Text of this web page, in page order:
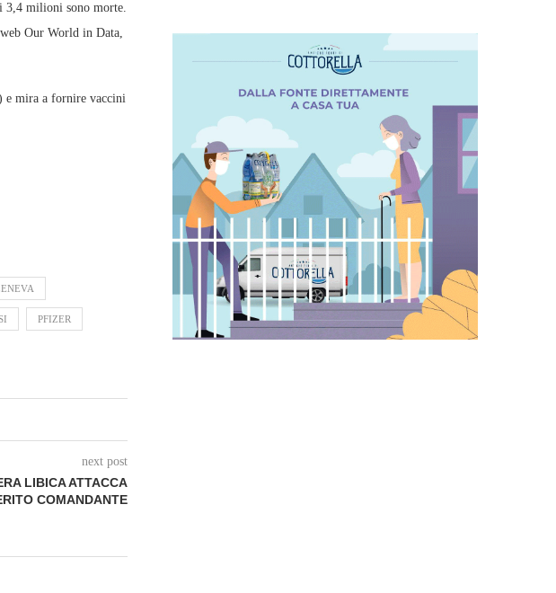
3,4 milioni sono morte.
Our World in Data,
e mira a fornire vaccini
PFIZER
next post
LIBICA ATTACCA
COMANDANTE